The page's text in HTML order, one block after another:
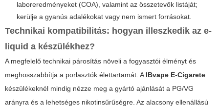
laboreredményeket (COA), valamint az összetevők listáját;
kerülje a gyanús adalékokat vagy nem ismert forrásokat.
Technikai kompatibilitás: hogyan illeszkedik az e-
liquid a készülékhez?
A megfelelő technikai párosítás növeli a fogyasztói élményt és
meghosszabbítja a porlasztók élettartamát. AIBvape E-Cigarete
készülékeknél mindig nézze meg a gyártó ajánlását a PG/VG
arányra és a lehetséges nikotinsűrűségre. Az alacsony ellenállású